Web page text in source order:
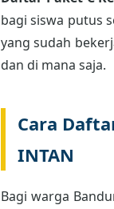
bagi siswa putus
yang sudah
dan di mana saja.
Cara
INTAN
Bagi warga